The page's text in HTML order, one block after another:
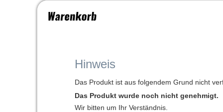
Hinweis
Das Produkt ist aus folgendem Grund nicht
Das Produkt wurde noch nicht genehmigt.
Wir bitten um Ihr Verständnis.